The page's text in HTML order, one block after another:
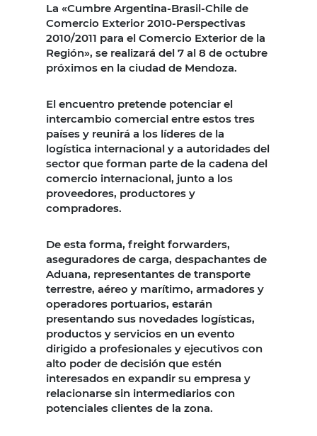
La «Cumbre Argentina-Brasil-Chile de
Comercio Exterior 2010-Perspectivas
2010/2011 para el Comercio Exterior de la
Región», se realizará del 7 al 8 de octubre
próximos en la ciudad de Mendoza.
El encuentro pretende potenciar el
intercambio comercial entre estos tres
países y reunirá a los líderes de la
logística internacional y a autoridades del
sector que forman parte de la cadena del
comercio internacional, junto a los
proveedores, productores y
compradores.
De esta forma, freight forwarders,
aseguradores de carga, despachantes de
Aduana, representantes de transporte
terrestre, aéreo y marítimo, armadores y
operadores portuarios, estarán
presentando sus novedades logísticas,
productos y servicios en un evento
dirigido a profesionales y ejecutivos con
alto poder de decisión que estén
interesados en expandir su empresa y
relacionarse sin intermediarios con
potenciales clientes de la zona.